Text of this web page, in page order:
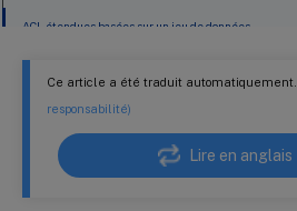
Ce article a été traduit automatiquement.
responsabilité)
Lire en anglais
ACL étendues basées sur un jeu de données